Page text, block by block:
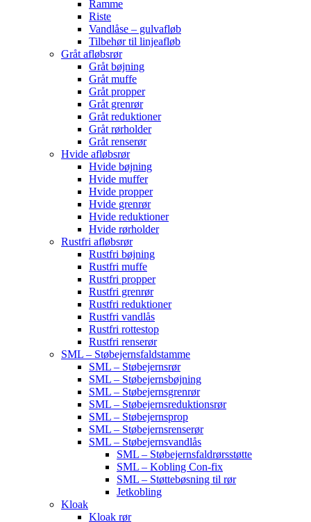
Ramme
Riste
Vandlåse – gulvafløb
Tilbehør til linjeafløb
Gråt afløbsrør
Gråt bøjning
Gråt muffe
Gråt propper
Gråt grenrør
Gråt reduktioner
Gråt rørholder
Gråt renserør
Hvide afløbsrør
Hvide bøjning
Hvide muffer
Hvide propper
Hvide grenrør
Hvide reduktioner
Hvide rørholder
Rustfri afløbsrør
Rustfri bøjning
Rustfri muffe
Rustfri propper
Rustfri grenrør
Rustfri reduktioner
Rustfri vandlås
Rustfri rottestop
Rustfri renserør
SML – Støbejernsfaldstamme
SML – Støbejernsrør
SML – Støbejernsbøjning
SML – Støbejernsgrenrør
SML – Støbejernsreduktionsrør
SML – Støbejernsprop
SML – Støbejernsrenserør
SML – Støbejernsvandlås
SML – Støbejernsfaldrørsstøtte
SML – Kobling Con-fix
SML – Støttebøsning til rør
Jetkobling
Kloak
Kloak rør